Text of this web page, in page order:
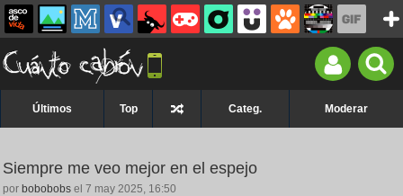
Últimos Top Categ. Moderar
Siempre me veo mejor en el espejo
por bobobobs el 7 may 2025, 16:50